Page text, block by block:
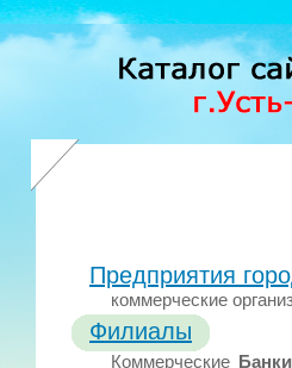
Предприятия
коммерческие
Филиалы
Коммерческие Банки